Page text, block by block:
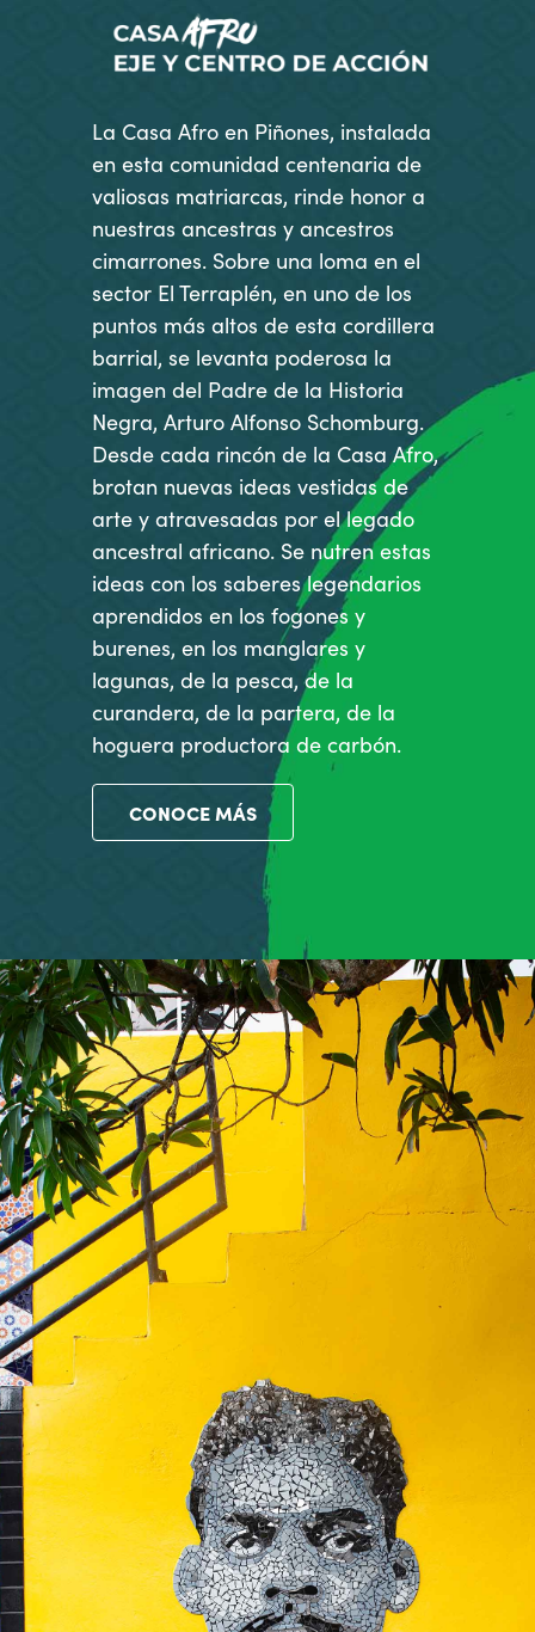
La Casa Afro en Piñones, instalada
en esta comunidad centenaria de
valiosas matriarcas, rinde honor a
nuestras ancestras y ancestros
cimarrones. Sobre una loma en el
sector El Terraplén, en uno de los
puntos más altos de esta cordillera
barrial, se levanta poderosa la
imagen del Padre de la Historia
Negra, Arturo Alfonso Schomburg.
Desde cada rincón de la Casa Afro,
brotan nuevas ideas vestidas de
arte y atravesadas por el legado
ancestral africano. Se nutren estas
ideas con los saberes legendarios
aprendidos en los fogones y
burenes, en los manglares y
lagunas, de la pesca, de la
curandera, de la partera, de la
hoguera productora de carbón.
CONOCE MÁS